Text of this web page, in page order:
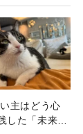
れた人間が前
ジ。
主はどう心
た「未来へ